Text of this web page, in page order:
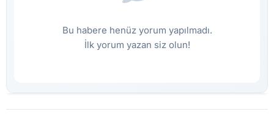
Bu habere henüz yorum yapılmadı.
İlk yorum yazan siz olun!